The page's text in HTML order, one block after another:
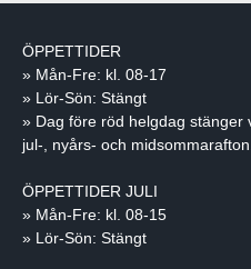
ÖPPETTIDER
» Mån-Fre: kl. 08-17
» Lör-Sön: Stängt
» Dag före röd helgdag stänger
jul-, nyårs- och midsommarafton.
ÖPPETTIDER JULI
» Mån-Fre: kl. 08-15
» Lör-Sön: Stängt